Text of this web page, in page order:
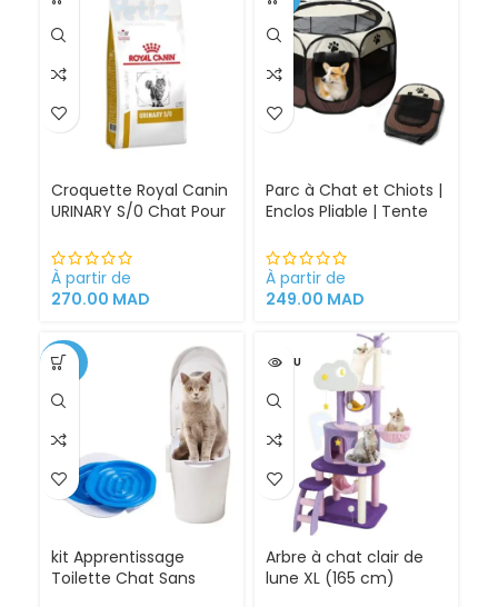
Croquette Royal Canin
URINARY S/0 Chat Pour
Cystite régime
médicalisé
À partir de
270.00 MAD
Parc à Chat et Chiots |
Enclos Pliable | Tente
et extérieur
À partir de
249.00 MAD
-34%
kit Apprentissage
Toilette Chat Sans
VENDU
Arbre à chat clair de
lune XL (165 cm)